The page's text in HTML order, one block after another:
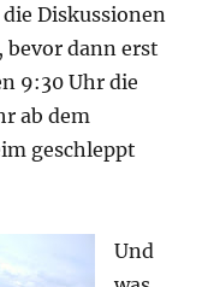
Diskussionen
bevor dann erst
9:30 Uhr die
ab dem
geschleppt
Und